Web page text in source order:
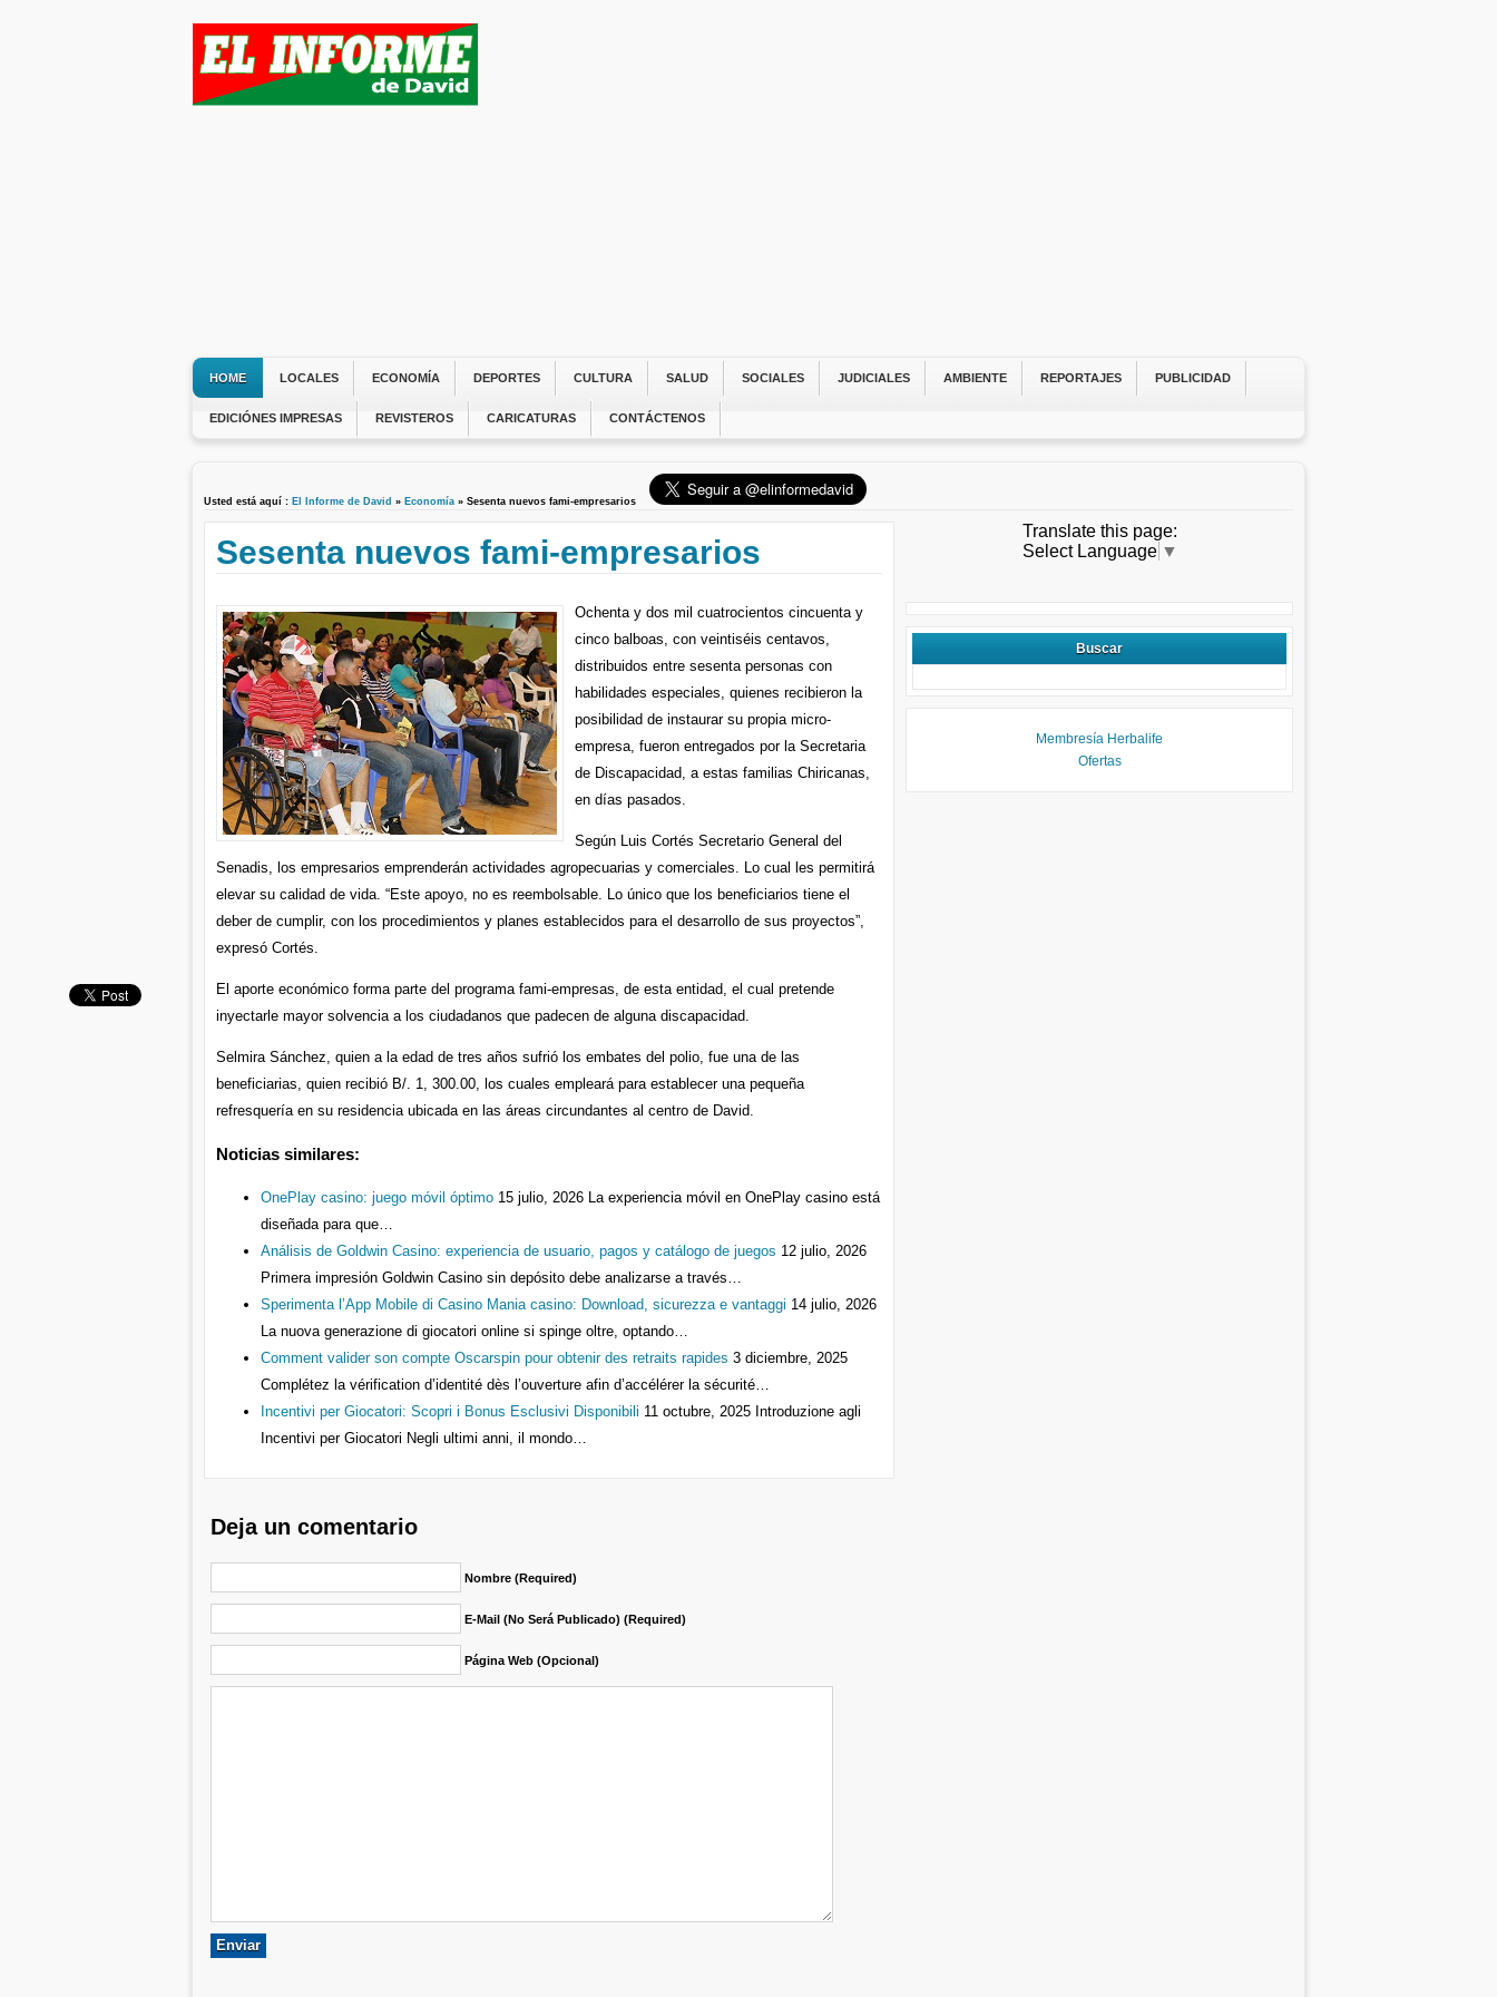
HOME LOCALES ECONOMÍA DEPORTES CULTURA SALUD SOCIALES JUDICIALES AMBIENTE REPORTAJES PUBLICIDAD
EDICIÓNES IMPRESAS REVISTEROS CARICATURAS CONTÁCTENOS
Usted está aquí : El Informe de David » Economía » Sesenta nuevos fami-empresarios
Sesenta nuevos fami-empresarios
Ochenta y dos mil cuatrocientos cincuenta y
cinco balboas, con veintiséis centavos,
distribuidos entre sesenta personas con
habilidades especiales, quienes recibieron la
posibilidad de instaurar su propia micro-
empresa, fueron entregados por la Secretaria
de Discapacidad, a estas familias Chiricanas,
en días pasados.
Según Luis Cortés Secretario General del
Senadis, los empresarios emprenderán actividades agropecuarias y comerciales. Lo cual les permitirá
elevar su calidad de vida. “Este apoyo, no es reembolsable. Lo único que los beneficiarios tiene el
deber de cumplir, con los procedimientos y planes establecidos para el desarrollo de sus proyectos”,
expresó Cortés.
El aporte económico forma parte del programa fami-empresas, de esta entidad, el cual pretende
inyectarle mayor solvencia a los ciudadanos que padecen de alguna discapacidad.
Selmira Sánchez, quien a la edad de tres años sufrió los embates del polio, fue una de las
beneficiarias, quien recibió B/. 1, 300.00, los cuales empleará para establecer una pequeña
refresquería en su residencia ubicada en las áreas circundantes al centro de David.
Noticias similares:
OnePlay casino: juego móvil óptimo 15 julio, 2026 La experiencia móvil en OnePlay casino está
diseñada para que…
Análisis de Goldwin Casino: experiencia de usuario, pagos y catálogo de juegos 12 julio, 2026
Primera impresión Goldwin Casino sin depósito debe analizarse a través…
Sperimenta l’App Mobile di Casino Mania casino: Download, sicurezza e vantaggi 14 julio, 2026
La nuova generazione di giocatori online si spinge oltre, optando…
Comment valider son compte Oscarspin pour obtenir des retraits rapides 3 diciembre, 2025
Complétez la vérification d’identité dès l’ouverture afin d’accélérer la sécurité…
Incentivi per Giocatori: Scopri i Bonus Esclusivi Disponibili 11 octubre, 2025 Introduzione agli
Incentivi per Giocatori Negli ultimi anni, il mondo…
Deja un comentario
Nombre (required)
E-Mail (no Será Publicado) (required)
Página Web (opcional)
Translate this page:
Select Language ▼
Buscar
Membresía Herbalife
Ofertas